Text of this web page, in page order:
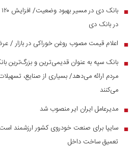
■
در بانک دی
■ اعلام قیمت مصوب روغن خوراکی در بازار /
■ بانک سپه به عنوان قدیمی‌ترین و بزرگ‌ترین
مردم ارائه می‌دهد/ بسیاری از صنایع،
می‌کنند
■ مدیرعامل ایران ایر منصوب شد
■ سایپا برای صنعت خودروی کشور ارزشمند
تعمیق ساخت داخل